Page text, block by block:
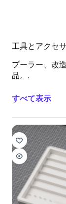
工具とアクセ
プーラー、改
品。.
すべて表示